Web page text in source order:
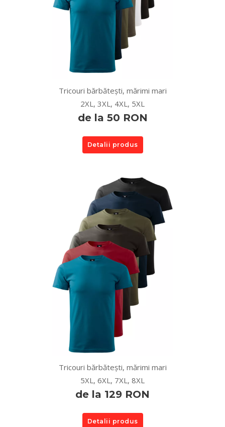
Tricouri bărbătești, mărimi mari
2XL, 3XL, 4XL, 5XL
de la 50 RON
Detalii produs
Tricouri bărbătești, mărimi mari
5XL, 6XL, 7XL, 8XL
de la 129 RON
Detalii produs